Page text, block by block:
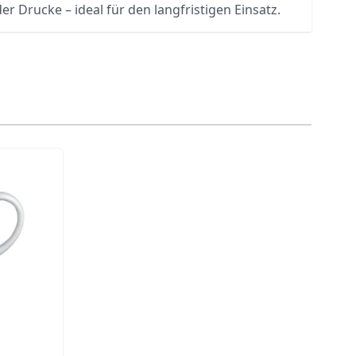
Drucke – ideal für den langfristigen Einsatz.